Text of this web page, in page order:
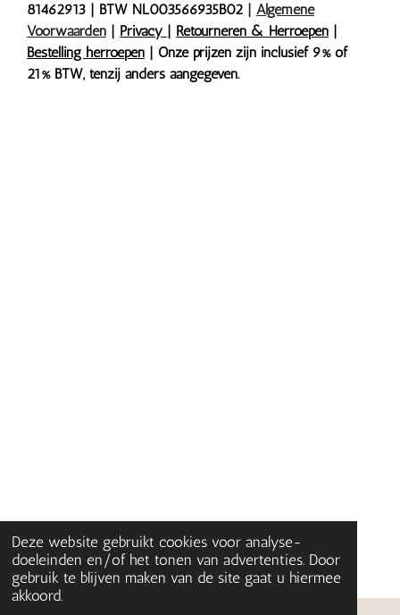
Deze website gebruikt cookies voor analyse-
doeleinden en/of het tonen van advertenties. Door
gebruik te blijven maken van de site gaat u hiermee
akkoord.
81462913 | BTW NL003566935B02
Algemene
Voorwaarden
Privacy Retourneren & Herroepen
Bestelling herroepen | Onze prijzen zijn inclusief 9% of
21% BTW, tenzij anders aangegeven.